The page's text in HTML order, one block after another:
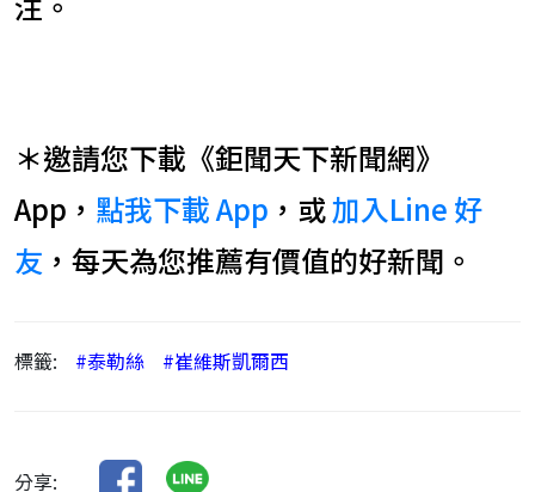
＊邀請您下載《鉅聞天下新聞網》
App， 點我下載 App ，或加入Line 好
友 ，每天為您推薦有價值的好新聞。
標籤: #泰勒絲 #崔維斯凱爾西
分享: